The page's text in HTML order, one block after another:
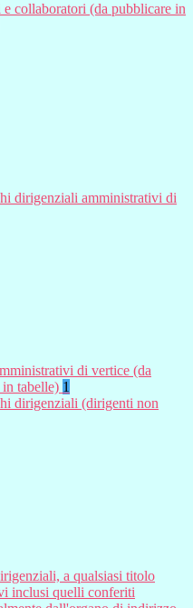
e collaboratori (da pubblicare in
dirigenziali amministrativi di
di vertice (da
tabelle) 1
dirigenziali (dirigenti non
a qualsiasi titolo
inclusi quelli conferiti